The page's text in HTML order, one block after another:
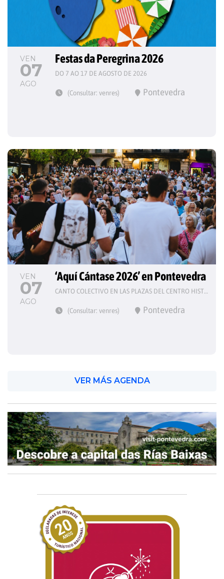
VEN
07
AGO
Festas da Peregrina 2026
DO 7 AO 17 DE AGOSTO DE 2026
(Consultar: venres) Pontevedra
VEN
07
AGO
‘Aquí Cántase 2026’ en Pontevedra
CANTO COLECTIVO EN LAS PLAZAS DEL CENTRO HISTÓRICO
(Consultar: venres) Pontevedra
VER MÁS AGENDA